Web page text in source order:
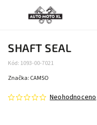
SHAFT SEAL
Kód: 1093-00-7021
Neohodnoceno
Značka: CAMSO